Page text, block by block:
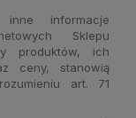
informacje
Sklepu
produktów, ich
ceny, stanowią
art. 71